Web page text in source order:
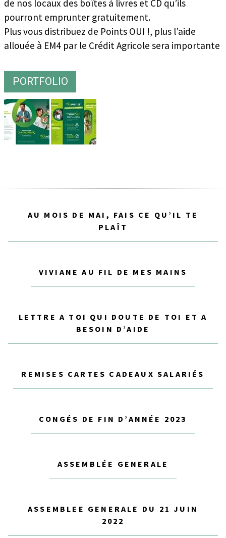
de nos locaux des boîtes à livres et CD qu’ils
pourront emprunter gratuitement.
Plus vous distribuez de Points OUI !, plus l’aide
allouée à EM4 par le Crédit Agricole sera importante
PORTFOLIO
AU MOIS DE MAI, FAIS CE QU’IL TE
PLAÎT
VIVIANE AU FIL DE MES MAINS
LETTRE A TOI QUI DOUTE DE TOI ET A
BESOIN D’AIDE
REMISES CARTES CADEAUX SALARIÉS
CONGÉS DE FIN D’ANNÉE 2023
ASSEMBLÉE GENERALE
ASSEMBLEE GENERALE DU 21 JUIN
2022